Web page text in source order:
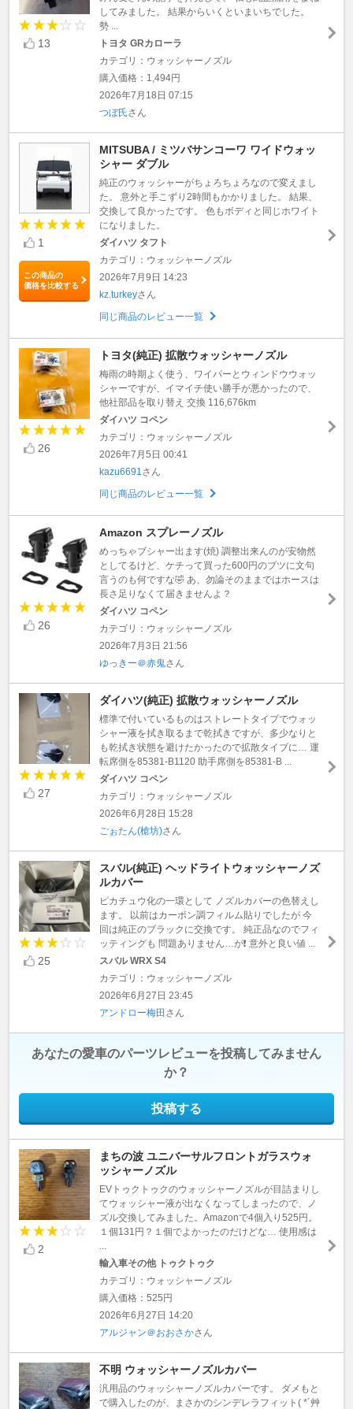
13
してみました。 結果からいくといまいちでした。
勢 ...
トヨタ GRカローラ
カテゴリ：ウォッシャーノズル
購入価格：1,494円
2026年7月18日 07:15
つぼ氏さん
1
この商品の
価格を比較する
MITSUBA / ミツバサンコーワ ワイドウォッ
シャー ダブル
純正のウォッシャーがちょろちょろなので変えまし
た。 意外と手こずり2時間もかかりました。 結果、
交換して良かったです。 色もボディと同じホワイト
になりました。
ダイハツ タフト
カテゴリ：ウォッシャーノズル
2026年7月9日 14:23
kz.turkeyさん
同じ商品のレビュー一覧
26
トヨタ(純正) 拡散ウォッシャーノズル
梅雨の時期よく使う、ワイパーとウィンドウウォッ
シャーですが、イマイチ使い勝手が悪かったので、
他社部品を取り替え 交換 116,676km
ダイハツ コペン
カテゴリ：ウォッシャーノズル
2026年7月5日 00:41
kazu6691 さん
同じ商品のレビュー一覧
26
Amazon スプレーノズル
めっちゃブシャー出ます(焼) 調整出来んのが安物然
としてるけど、ケチって買った600円のブツに文句
言うのも何ですな🤣 あ、勿論そのままではホースは
長さ足りなくて届きませんよ？
ダイハツ コペン
カテゴリ：ウォッシャーノズル
2026年7月3日 21:56
ゆっきー＠赤鬼さん
27
ダイハツ(純正) 拡散ウォッシャーノズル
標準で付いているものはストレートタイプでウォッ
シャー液を拭き取るまで乾拭きですが、多少なりと
も乾拭き状態を避けたかったので拡散タイブに… 運
転席側を85381-B1120 助手席側を85381-B ...
ダイハツ コペン
カテゴリ：ウォッシャーノズル
2026年6月28日 15:28
ごぉたん(槍坊)さん
25
スバル(純正) ヘッドライトウォッシャーノズ
ルカバー
ピカチュウ化の一環として ノズルカバーの色替えし
ます。 以前はカーボン調フィルム貼りでしたが 今
回は純正のブラックに交換です。 純正品なのでフィ
ッティングも 問題ありません…が❗️ 意外と良い値 ...
スバル WRX S4
カテゴリ：ウォッシャーノズル
2026年6月27日 23:45
アンドロー梅田 さん
あなたの愛車のパーツレビューを投稿してみません
か？
投稿する
2
まちの波 ユニバーサルフロントガラスウォ
ッシャーノズル
EVトゥクトゥクのウォッシャーノズルが目詰まりし
てウォッシャー液が出なくなってしまったので、ノ
ズル交換してみました。Amazonで4個入り525円。
１個131円？１個でよかったのだけどな… 使用感は
輸入車その他 トゥクトゥク
カテゴリ：ウォッシャーノズル
購入価格：525円
2026年6月27日 14:20
アルジャン＠おおさかさん
不明 ウォッシャーノズルカバー
汎用品のウォッシャーノズルカバーです。 ダメもと
で購入したのが、まさかのシンデレラフィット( *´艸